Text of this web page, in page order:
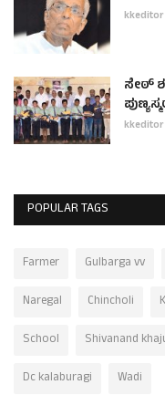
kkeditor
ಸೇಠ್
kkeditor
POPULAR TAGS
Farmer Gulbarga vv
Naregal
Chincholi
School
Shivanand
Dc kalaburagi
Wadi